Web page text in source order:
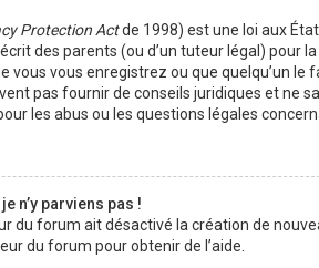
Protection Actde 1998) est une loi aux
des parents (ou d’un tuteur légal) pour
vous vous enregistrez ou que quelqu’un
pas fournir de conseils juridiques et ne
les abus ou les questions légales
n’y parviens pas !
du forum ait désactivé la création de
du forum pour obtenir de l’aide.